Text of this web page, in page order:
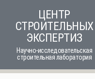
content
ЦЕНТР
СТРОИТЕЛЬНЫХ
ЭКСПЕРТИЗ
Научно-исследовательская
строительная лаборатория